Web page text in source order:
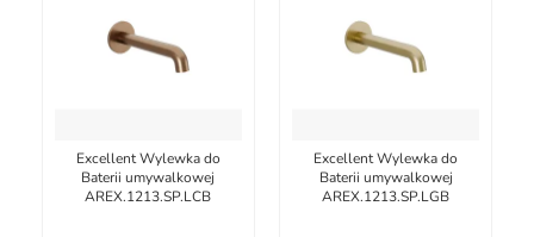
Excellent Wylewka do
Baterii umywalkowej
AREX.1213.SP.LCB
Excellent Wylewka do
Baterii umywalkowej
AREX.1213.SP.LGB